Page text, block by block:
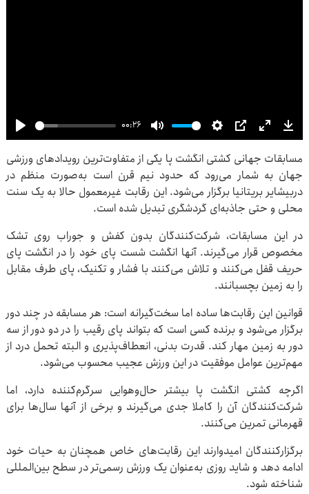
Play
00:26
Mute Settings
PIP Enter
مسابقات جهانی کشتی انگشت پا یکی از متفاوت‌ترین رویدادهای ورزشی
جهان به شمار می‌رود که حدود نیم قرن است به‌صورت منظم در
دربیشایر بریتانیا برگزار می‌شود. این رقابت غیرمعمول حالا به یک سنت
محلی و حتی جاذبه‌ای گردشگری تبدیل شده است.
در این مسابقات، شرکت‌کنندگان بدون کفش و جوراب روی تشک
مخصوص قرار می‌گیرند. آنها انگشت شست پای خود را در انگشت پای
حریف قفل می‌کنند و تلاش می‌کنند با فشار و تکنیک، پای طرف مقابل
را به زمین بچسبانند.
قوانین این رقابت‌ها ساده اما سخت‌گیرانه است: هر مسابقه در چند دور
برگزار می‌شود و برنده کسی است که بتواند پای رقیب را در دو دور از سه
دور به زمین مهار کند. قدرت بدنی، انعطاف‌پذیری و البته تحمل درد از
مهم‌ترین عوامل موفقیت در این ورزش عجیب محسوب می‌شود.
اگرچه کشتی انگشت پا بیشتر حال‌وهوایی سرگرم‌کننده دارد، اما
شرکت‌کنندگان آن را کاملا جدی می‌گیرند و برخی از آنها سال‌ها برای
قهرمانی تمرین می‌کنند.
برگزارکنندگان امیدوارند این رقابت‌های خاص همچنان به حیات خود
ادامه دهد و شاید روزی به‌عنوان یک ورزش رسمی‌تر در سطح بین‌المللی
شناخته شود.